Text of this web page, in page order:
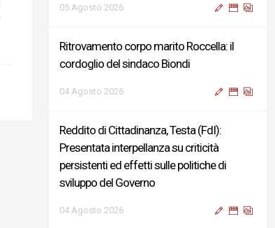
05 Agosto 2026
Ritrovamento corpo marito Roccella: il
cordoglio del sindaco Biondi
04 Agosto 2026
Reddito di Cittadinanza, Testa (FdI):
Presentata interpellanza su criticità
persistenti ed effetti sulle politiche di
sviluppo del Governo
04 Agosto 2026